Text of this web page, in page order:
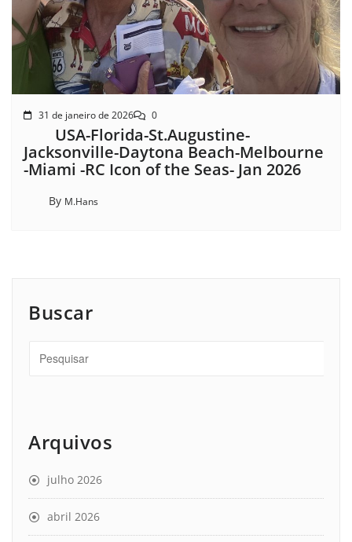
31 de janeiro de 2026 0
USA-Florida-St.Augustine-
Jacksonville-Daytona Beach-Melbourne
-Miami -RC Icon of the Seas- Jan 2026
By M.Hans
Buscar
Arquivos
julho 2026
abril 2026